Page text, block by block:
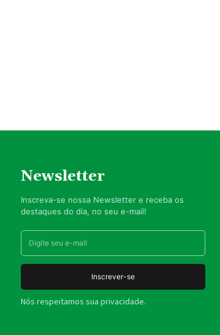
Newsletter
Inscreva-se nossa Newsletter e receba os
destaques do dia, no seu e-mail!
Inscrever-se
Nós respeitamos sua privacidade.